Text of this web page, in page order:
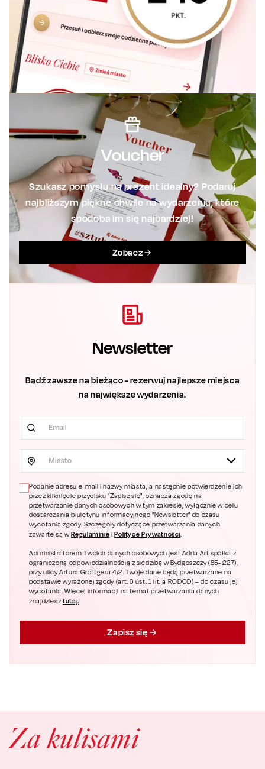
Voucher
Szukasz pomysłu na prezent idealny? Podaruj
najbliższym piękne chwile na wydarzeniu, które
spodoba im się najbardziej!
Zobacz
Newsletter
Bądź zawsze na bieżąco - rezerwuj najlepsze miejsca
na największe wydarzenia.
Miasto
Podanie adresu e-mail i nazwy miasta, a następnie potwierdzenie ich
przez kliknięcie przycisku "Zapisz się", oznacza zgodę na
przetwarzanie danych osobowych w tym zakresie, wyłącznie w celu
dostarczania biuletynu informacyjnego "Newsletter" do czasu
wycofania zgody. Szczegóły dotyczące przetwarzania danych
zawarte są wRegulaminie iPolityce Prywatności.
Administratorem Twoich danych osobowych jest Adria Art spółka z
ograniczoną odpowiedzialnością z siedzibą w Bydgoszczy (85- 227),
przy ulicy Artura Grottgera 4/2. Twoje dane będą przetwarzane na
podstawie wyrażonej zgody (art. 6 ust. 1 lit. a RODOD) – do czasu jej
wycofania. Więcej informacji na temat przetwarzania danych
znajdziesztutaj.
Zapisz się
Za kulisami